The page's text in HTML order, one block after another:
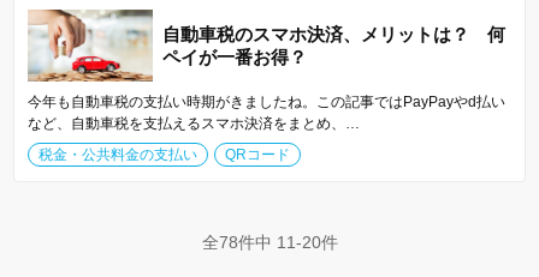
自動車税のスマホ決済、メリットは？ 何
ペイが一番お得？
今年も自動車税の支払い時期がきましたね。この記事ではPayPayやd払い
など、自動車税を支払えるスマホ決済をまとめ、…
税金・公共料金の支払い
QRコード
全78件中 11-20件